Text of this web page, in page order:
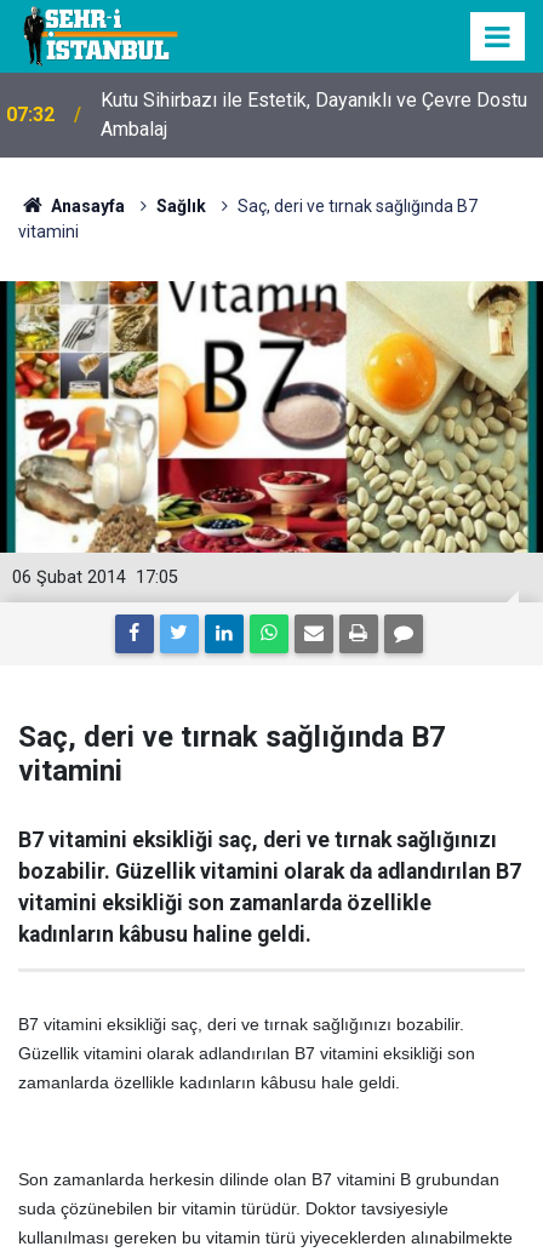
07:32
Kutu Sihirbazı ile Estetik, Dayanıklı ve Çevre Dostu
Ambalaj
Anasayfa Sağlık
Saç, deri ve tırnak sağlığında B7
vitamini
17:05
06 Şubat 2014
Saç, deri ve tırnak sağlığında B7
vitamini
B7 vitamini eksikliği saç, deri ve tırnak sağlığınızı
bozabilir. Güzellik vitamini olarak da adlandırılan B7
vitamini eksikliği son zamanlarda özellikle
kadınların kâbusu haline geldi.
B7 vitamini eksikliği saç, deri ve tırnak sağlığınızı bozabilir.
Güzellik vitamini olarak adlandırılan B7 vitamini eksikliği son
zamanlarda özellikle kadınların kâbusu hale geldi.
Son zamanlarda herkesin dilinde olan B7 vitamini B grubundan
suda çözünebilen bir vitamin türüdür. Doktor tavsiyesiyle
kullanılması gereken bu vitamin türü yiyeceklerden alınabilmekte